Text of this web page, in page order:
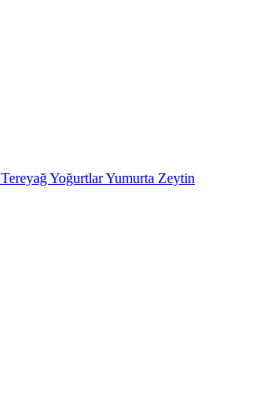
TereyağYoğurtlarYumurta Zeytin